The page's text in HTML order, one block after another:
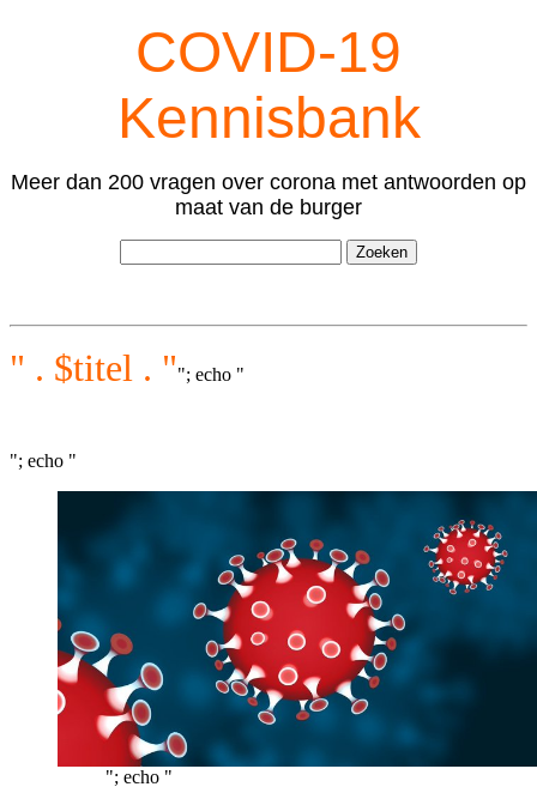
COVID-19
Kennisbank
Meer dan 200 vragen over corona met antwoorden op
maat van de burger
" . $titel . ""; echo "
"; echo "
"; echo "